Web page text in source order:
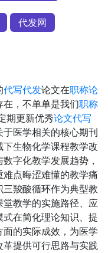
代发网
代写代发论文在职称论
，不单单是我们职称
期更新优秀论文代写
医学相关的核心期刊
生物化学课程教学改
字化教学发展趋势，
点晦涩难懂的教学痛
羧酸循环作为典型教
教学的实施路径、应
在简化理论知识、提
的实际成效，为医学
提供可行思路与实践